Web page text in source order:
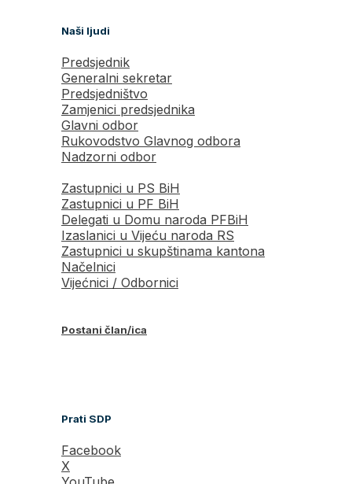
Naši ljudi
Predsjednik
Generalni sekretar
Predsjedništvo
Zamjenici predsjednika
Glavni odbor
Rukovodstvo Glavnog odbora
Nadzorni odbor
Zastupnici u PS BiH
Zastupnici u PF BiH
Delegati u Domu naroda PFBiH
Izaslanici u Vijeću naroda RS
Zastupnici u skupštinama kantona
Načelnici
Vijećnici / Odbornici
Postani član/ica
Prati SDP
Facebook
X